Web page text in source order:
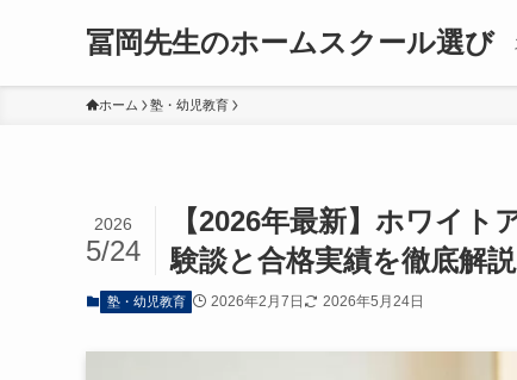
冨岡先生のホームスクール選び
ホーム 塾・幼児教育
【2026年最新】ホワイ
験談と合格実績を徹底解説
2026
5/24
塾・幼児教育 2026年2月7日 2026年5月24日